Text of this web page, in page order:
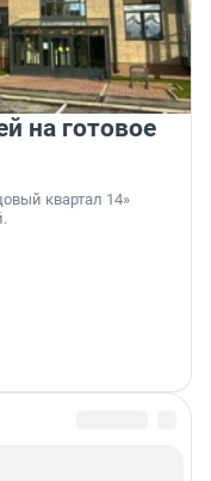
на готовое
квартал 14»